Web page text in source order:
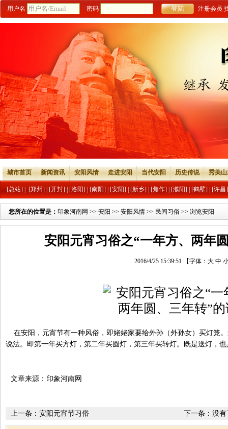
用户名 密码 注册会员
城市首页 新闻资讯 安阳风情 走进安阳 当代安阳 历史传说 秀美
[总站] [郑州] [开封] [洛阳] [南阳] [安阳] [新乡] [焦作] [濮阳] [鹤壁] [许昌]
您所在的位置是： 印象河南网 >> 安阳 >> 安阳风情 >> 民间习俗 >> 浏览安阳
安阳元宵习俗之“一年方、两年
2016/4/25 15:39:51 【字体： 大 中
在安阳，元宵节有一种风俗，即姥姥家要给外孙（外孙女）买灯笼
说法。即第一年买方灯，第二年买圆灯，第三年买转灯。既是送灯，
文章来源：印象河南网
下一条：没有
上一条： 安阳元宵节习俗